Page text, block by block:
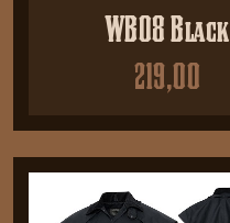
WB08 Black
219,00